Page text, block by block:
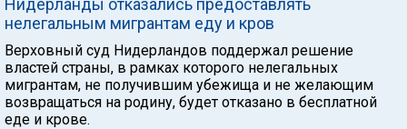
Нидерланды отказались предоставлять
нелегальным мигрантам еду и кров
Верховный суд Нидерландов поддержал решение
властей страны, в рамках которого нелегальных
мигрантам, не получившим убежища и не желающим
возвращаться на родину, будет отказано в бесплатной
еде и крове.